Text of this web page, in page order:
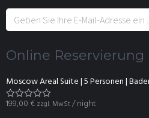
Online Reservierung
Moscow Areal Suite | 5 Personen |
B
199,00€ zzgl. MwSt/ night